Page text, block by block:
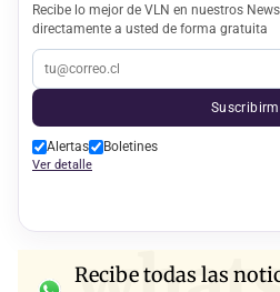
Recibe lo mejor de VLN en nuestros
directamente a usted de forma gratuita
Alertas Boletines
Ver detalle
Recibe todas las